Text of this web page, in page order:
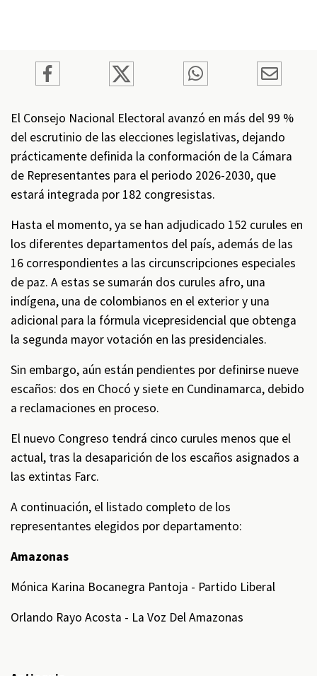
El Consejo Nacional Electoral avanzó en más del 99 %
del escrutinio de las elecciones legislativas, dejando
prácticamente definida la conformación de la Cámara
de Representantes para el periodo 2026-2030, que
estará integrada por 182 congresistas.
Hasta el momento, ya se han adjudicado 152 curules en
los diferentes departamentos del país, además de las
16 correspondientes a las circunscripciones especiales
de paz. A estas se sumarán dos curules afro, una
indígena, una de colombianos en el exterior y una
adicional para la fórmula vicepresidencial que obtenga
la segunda mayor votación en las presidenciales.
Sin embargo, aún están pendientes por definirse nueve
escaños: dos en Chocó y siete en Cundinamarca, debido
a reclamaciones en proceso.
El nuevo Congreso tendrá cinco curules menos que el
actual, tras la desaparición de los escaños asignados a
las extintas Farc.
A continuación, el listado completo de los
representantes elegidos por departamento:
Amazonas
Mónica Karina Bocanegra Pantoja - Partido Liberal
Orlando Rayo Acosta - La Voz Del Amazonas